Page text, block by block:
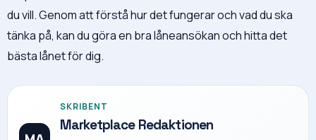
du vill. Genom att förstå hur det fungerar och vad du ska
tänka på, kan du göra en bra låneansökan och hitta det
bästa lånet för dig.
SKRIBENT
Marketplace Redaktionen